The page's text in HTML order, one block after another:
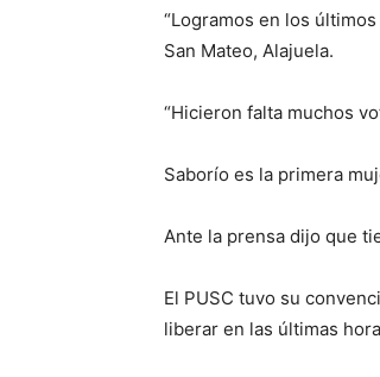
“Logramos en los
San Mateo, Alajuela.
“Hicieron falta muchos
Saborío es la primera
Ante la prensa dijo que
El PUSC tuvo su
liberar en las últimas